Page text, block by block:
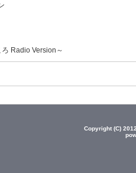
Radio Version～
Copyright (C)